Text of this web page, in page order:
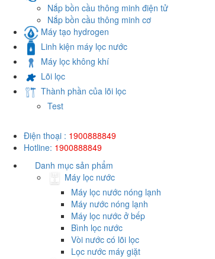
Nắp bồn cầu thông minh điện tử
Nắp bồn cầu thông minh cơ
Máy tạo hydrogen
Linh kiện máy lọc nước
Máy lọc không khí
Lõi lọc
Thành phần của lõi lọc
Test
Điện thoại : 1900888849
Hotline: 1900888849
Danh mục sản phẩm
Máy lọc nước
Máy lọc nước nóng lạnh
Máy nước nóng lạnh
Máy lọc nước ở bếp
Bình lọc nước
Vòi nước có lõi lọc
Lọc nước máy giặt